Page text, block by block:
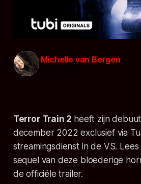
Michelle van Bergen
Terror Train 2 heeft zijn
december 2022 exclusief via
streamingsdienst in de VS.
sequel van deze bloederige
de officiële trailer.